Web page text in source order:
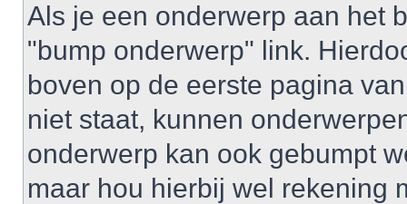
Als je een onderwerp aan het
"bump onderwerp" link.
boven op de eerste pagina
niet staat, kunnen
onderwerp kan ook gebumpt
maar hou hierbij wel rekening